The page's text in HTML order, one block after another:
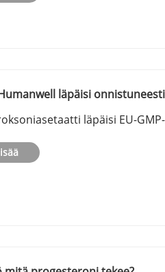
läpäisi
läpäisi EU-